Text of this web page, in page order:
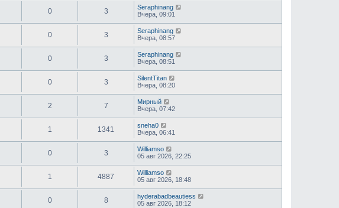
0 3
Seraphinang
Вчера, 09:01
0 3
Seraphinang
Вчера, 08:57
0 3
Seraphinang
Вчера, 08:51
0 3
SilentTitan
Вчера, 08:20
2 7
Мирный
Вчера, 07:42
1 1341
sneha0
Вчера, 06:41
0 3
Williamso
05 авг 2026, 22:25
1 4887
Williamso
05 авг 2026, 18:48
0 8
hyderabadbeautiess
05 авг 2026, 18:12